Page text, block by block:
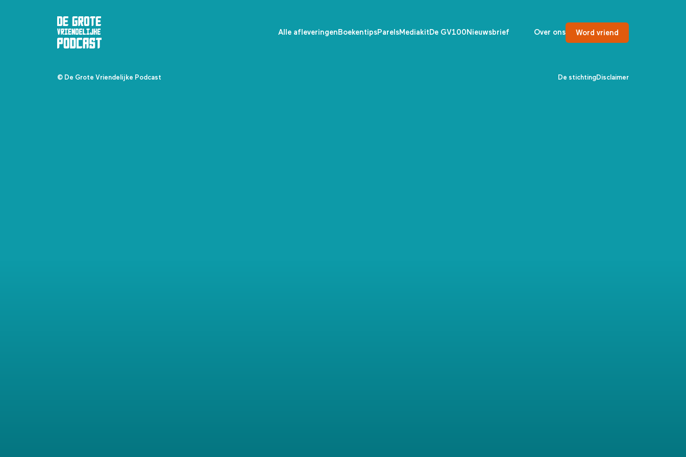
Alle afleveringen BoekentipsParelsMediakit De GV100 Nieuwsbrief Over ons Word vriend
© De Grote Vriendelijke Podcast De stichtingDisclaimer